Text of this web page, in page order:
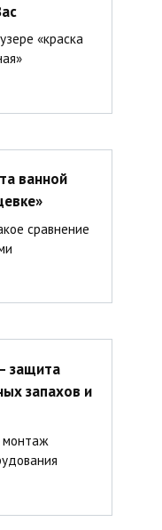
«краска
ванной
сравнение
защита
запахов и
монтаж